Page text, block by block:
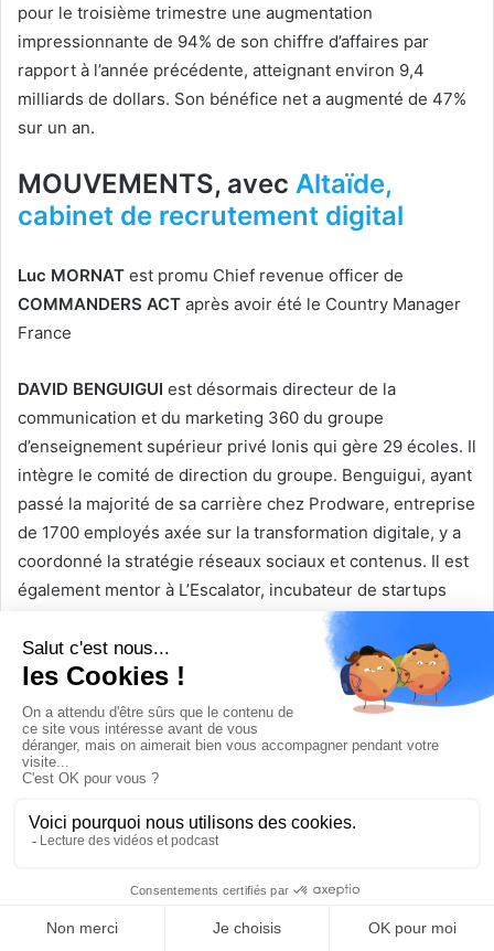
pour le troisième trimestre une augmentation
impressionnante de 94% de son chiffre d’affaires par
rapport à l’année précédente, atteignant environ 9,4
milliards de dollars. Son bénéfice net a augmenté de 47%
sur un an.
MOUVEMENTS, avec Altaïde,
cabinet de recrutement digital
Luc MORNAT est promu Chief revenue officer de
COMMANDERS ACT après avoir été le Country Manager
France
DAVID BENGUIGUI est désormais directeur de la
communication et du marketing 360 du groupe
d’enseignement supérieur privé Ionis qui gère 29 écoles. Il
intègre le comité de direction du groupe. Benguigui, ayant
passé la majorité de sa carrière chez Prodware, entreprise
de 1700 employés axée sur la transformation digitale, y a
coordonné la stratégie réseaux sociaux et contenus. Il est
également mentor à L’Escalator, incubateur de startups
XAVIER HOUOTdevient Associé la société de conseil de
Bain & Company sur le volet Sustainability & Responsibility
— ESG. Il était précédemment Senior Vice president chez
Schneider Electric là aussi sur la thématique
développement durable.
Le ministère de l’Économie et des Finances vient de vous
recommandations sur la réindustrialisation en France à
l’horizon 2035. Polytechnicien et Ingénieur en Chef des